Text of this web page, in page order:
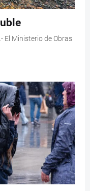
El Ministerio de Obras